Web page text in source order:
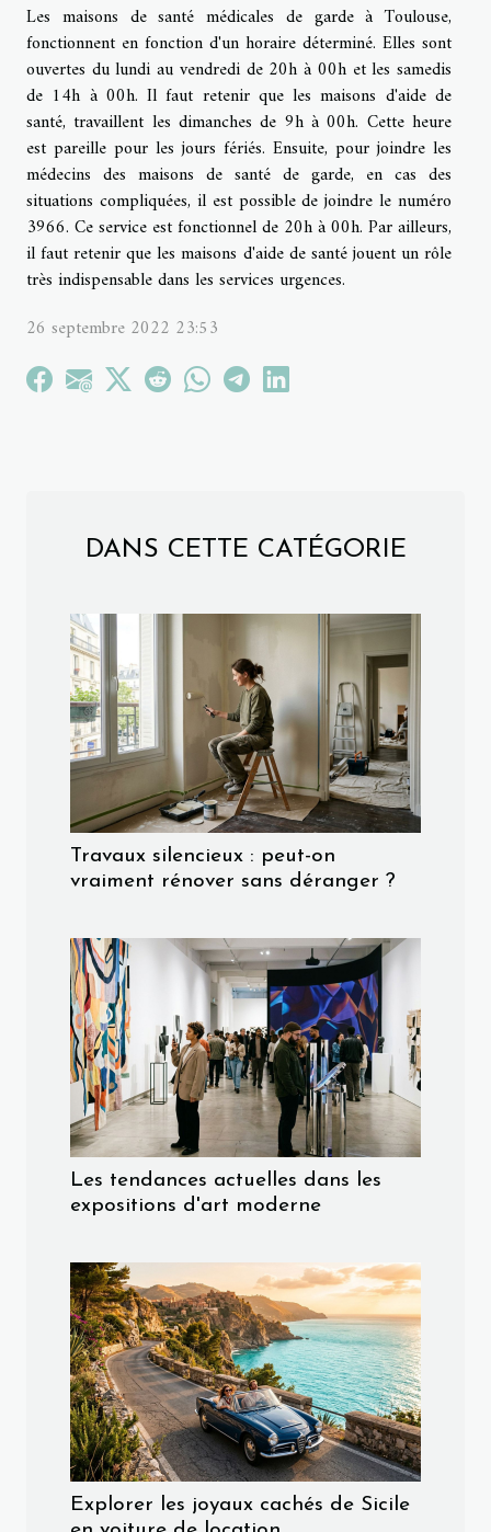
Les maisons de santé médicales de garde à Toulouse,
fonctionnent en fonction d'un horaire déterminé. Elles sont
ouvertes du lundi au vendredi de 20h à 00h et les samedis
de 14h à 00h. Il faut retenir que les maisons d'aide de
santé, travaillent les dimanches de 9h à 00h. Cette heure
est pareille pour les jours fériés. Ensuite, pour joindre les
médecins des maisons de santé de garde, en cas des
situations compliquées, il est possible de joindre le numéro
3966. Ce service est fonctionnel de 20h à 00h. Par ailleurs,
il faut retenir que les maisons d'aide de santé jouent un rôle
très indispensable dans les services urgences.
26 septembre 2022 23:53
DANS CETTE CATÉGORIE
Travaux silencieux : peut-on
vraiment rénover sans déranger ?
Les tendances actuelles dans les
expositions d'art moderne
Explorer les joyaux cachés de Sicile